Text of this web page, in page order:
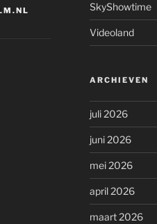
SkyShowtime
Videoland
ARCHIEVEN
juli 2026
juni 2026
mei 2026
april 2026
maart 2026